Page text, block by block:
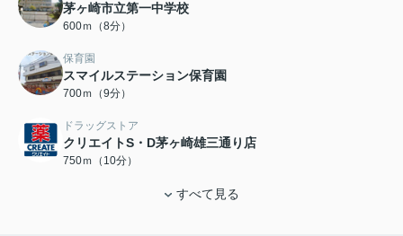
茅ヶ崎市立第一中学校
600ｍ（8分）
保育園
スマイルステーション保育園
700ｍ（9分）
ドラッグストア
クリエイトS・D茅ヶ崎雄三通り店
750ｍ（10分）
すべて見る